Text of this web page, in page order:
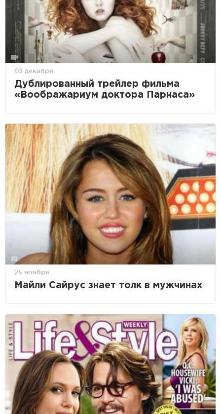
03 декабря
Дублированный трейлер фильма
«Воображариум доктора Парнаса»
25 ноября
Майли Сайрус знает толк в мужчинах